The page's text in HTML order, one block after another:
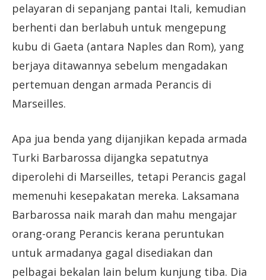
pelayaran di sepanjang pantai Itali, kemudian
berhenti dan berlabuh untuk mengepung
kubu di Gaeta (antara Naples dan Rom), yang
berjaya ditawannya sebelum mengadakan
pertemuan dengan armada Perancis di
Marseilles.
Apa jua benda yang dijanjikan kepada armada
Turki Barbarossa dijangka sepatutnya
diperolehi di Marseilles, tetapi Perancis gagal
memenuhi kesepakatan mereka. Laksamana
Barbarossa naik marah dan mahu mengajar
orang-orang Perancis kerana peruntukan
untuk armadanya gagal disediakan dan
pelbagai bekalan lain belum kunjung tiba. Dia